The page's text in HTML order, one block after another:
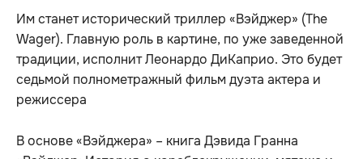
Им станет исторический триллер «Вэйджер» (The
Wager). Главную роль в картине, по уже заведенной
традиции, исполнит Леонардо ДиКаприо. Это будет
седьмой полнометражный фильм дуэта актера и
режиссера
В основе «Вэйджера» – книга Дэвида Гранна